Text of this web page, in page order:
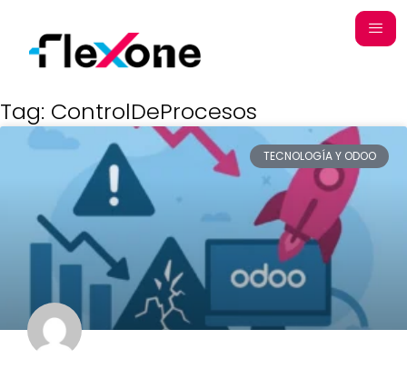
Tag: ControlDeProcesos
TECNOLOGÍA Y ODOO